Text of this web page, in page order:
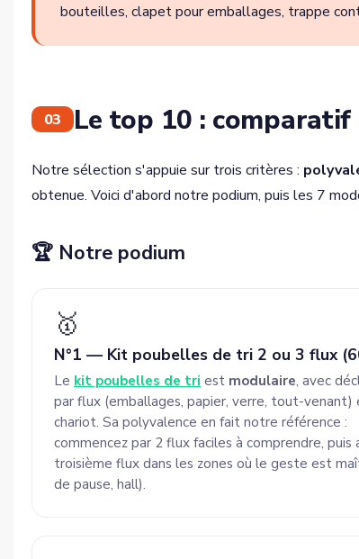
bouteilles, clapet pour emballages, trappe
03 Le top 10 :
Notre sélection s'appuie sur trois critères :
obtenue. Voici d'abord notre podium, puis les 7
🏆 Notre podium
🥇
N°1 — Kit poubelles de tri 2 ou 3 flux
Le kit poubelles de tri est modulaire, avec
par flux (emballages, papier, verre, tout-venant)
chariot. Sa polyvalence en fait notre référence :
commencez par 2 flux faciles à comprendre, puis
troisième flux dans les zones où le geste est
de pause, hall).